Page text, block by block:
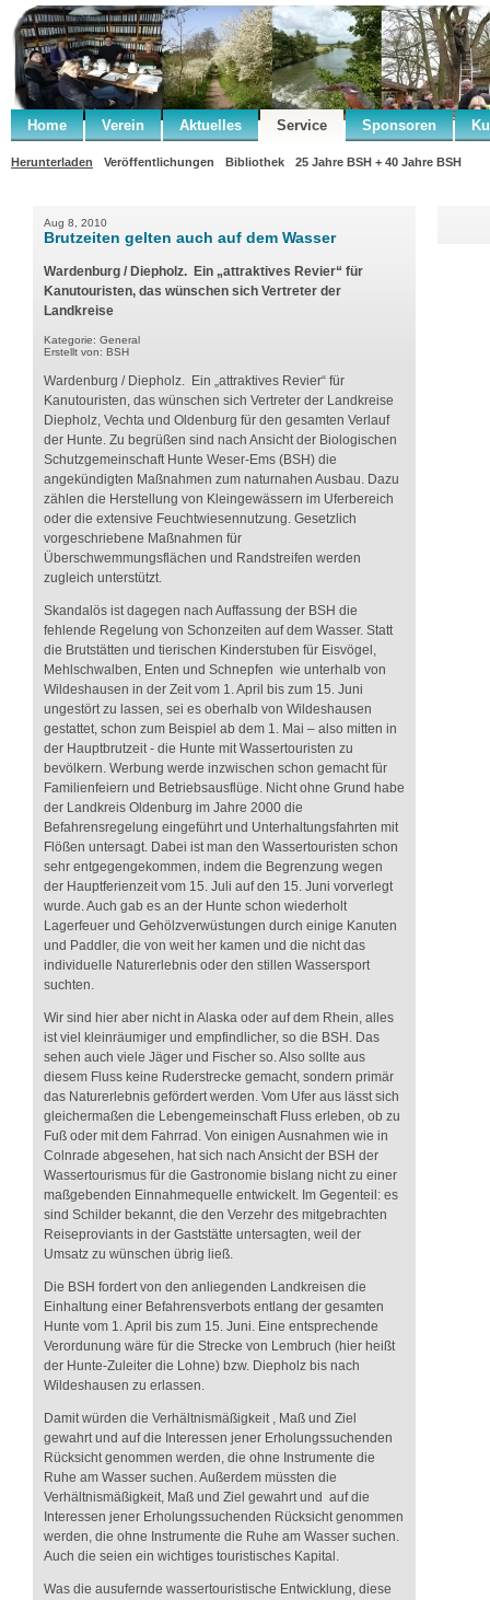
Home Verein Aktuelles Service Sponsoren
Herunterladen Veröffentlichungen Bibliothek 25 Jahre BSH + 40 Jahre BSH
.
Aug 8, 2010
Brutzeiten gelten auch auf dem Wasser
Wardenburg / Diepholz. Ein „attraktives Revier“ für
Kanutouristen, das wünschen sich Vertreter der
Landkreise
Kategorie: General
Erstellt von: BSH
Wardenburg / Diepholz. Ein „attraktives Revier“ für
Kanutouristen, das wünschen sich Vertreter der Landkreise
Diepholz, Vechta und Oldenburg für den gesamten Verlauf
der Hunte. Zu begrüßen sind nach Ansicht der Biologischen
Schutzgemeinschaft Hunte Weser-Ems (BSH) die
angekündigten Maßnahmen zum naturnahen Ausbau. Dazu
zählen die Herstellung von Kleingewässern im Uferbereich
oder die extensive Feuchtwiesennutzung. Gesetzlich
vorgeschriebene Maßnahmen für
Überschwemmungsflächen und Randstreifen werden
zugleich unterstützt.
Skandalös ist dagegen nach Auffassung der BSH die
fehlende Regelung von Schonzeiten auf dem Wasser. Statt
die Brutstätten und tierischen Kinderstuben für Eisvögel,
Mehlschwalben, Enten und Schnepfen wie unterhalb von
Wildeshausen in der Zeit vom 1. April bis zum 15. Juni
ungestört zu lassen, sei es oberhalb von Wildeshausen
gestattet, schon zum Beispiel ab dem 1. Mai – also mitten in
der Hauptbrutzeit - die Hunte mit Wassertouristen zu
bevölkern. Werbung werde inzwischen schon gemacht für
Familienfeiern und Betriebsausflüge. Nicht ohne Grund habe
der Landkreis Oldenburg im Jahre 2000 die
Befahrensregelung eingeführt und Unterhaltungsfahrten mit
Flößen untersagt. Dabei ist man den Wassertouristen schon
sehr entgegengekommen, indem die Begrenzung wegen
der Hauptferienzeit vom 15. Juli auf den 15. Juni vorverlegt
wurde. Auch gab es an der Hunte schon wiederholt
Lagerfeuer und Gehölzverwüstungen durch einige Kanuten
und Paddler, die von weit her kamen und die nicht das
individuelle Naturerlebnis oder den stillen Wassersport
suchten.
Wir sind hier aber nicht in Alaska oder auf dem Rhein, alles
ist viel kleinräumiger und empfindlicher, so die BSH. Das
sehen auch viele Jäger und Fischer so. Also sollte aus
diesem Fluss keine Ruderstrecke gemacht, sondern primär
das Naturerlebnis gefördert werden. Vom Ufer aus lässt sich
gleichermaßen die Lebengemeinschaft Fluss erleben, ob zu
Fuß oder mit dem Fahrrad. Von einigen Ausnahmen wie in
Colnrade abgesehen, hat sich nach Ansicht der BSH der
Wassertourismus für die Gastronomie bislang nicht zu einer
maßgebenden Einnahmequelle entwickelt. Im Gegenteil: es
sind Schilder bekannt, die den Verzehr des mitgebrachten
Reiseproviants in der Gaststätte untersagten, weil der
Umsatz zu wünschen übrig ließ.
Die BSH fordert von den anliegenden Landkreisen die
Einhaltung einer Befahrensverbots entlang der gesamten
Hunte vom 1. April bis zum 15. Juni. Eine entsprechende
Verordunung wäre für die Strecke von Lembruch (hier heißt
der Hunte-Zuleiter die Lohne) bzw. Diepholz bis nach
Wildeshausen zu erlassen.
Damit würden die Verhältnismäßigkeit , Maß und Ziel
gewahrt und auf die Interessen jener Erholungssuchenden
Rücksicht genommen werden, die ohne Instrumente die
Ruhe am Wasser suchen. Außerdem müssten die
Verhältnismäßigkeit, Maß und Ziel gewahrt und auf die
Interessen jener Erholungssuchenden Rücksicht genommen
werden, die ohne Instrumente die Ruhe am Wasser suchen.
Auch die seien ein wichtiges touristisches Kapital.
Was die ausufernde wassertouristische Entwicklung, diese